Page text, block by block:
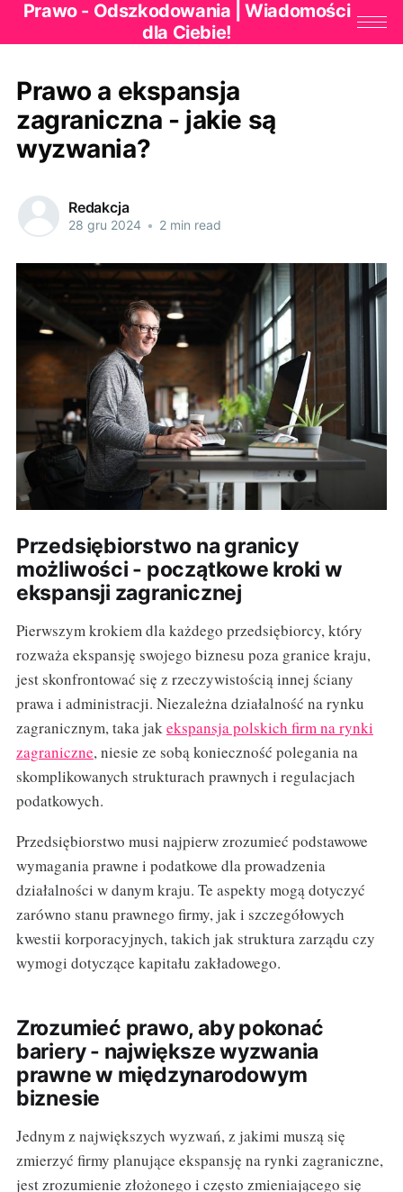
Prawo - Odszkodowania | Wiadomości
dla Ciebie!
Prawo a ekspansja
zagraniczna - jakie są
wyzwania?
Redakcja
28 gru 2024 • 2 min read
Przedsiębiorstwo na granicy
możliwości - początkowe kroki w
ekspansji zagranicznej
Pierwszym krokiem dla każdego przedsiębiorcy, który
rozważa ekspansję swojego biznesu poza granice kraju,
jest skonfrontować się z rzeczywistością innej ściany
prawa i administracji. Niezależna działalność na rynku
zagranicznym, taka jakekspansja polskich firm na rynki
zagraniczne, niesie ze sobą konieczność polegania na
skomplikowanych strukturach prawnych i regulacjach
podatkowych.
Przedsiębiorstwo musi najpierw zrozumieć podstawowe
wymagania prawne i podatkowe dla prowadzenia
działalności w danym kraju. Te aspekty mogą dotyczyć
zarówno stanu prawnego firmy, jak i szczegółowych
kwestii korporacyjnych, takich jak struktura zarządu czy
wymogi dotyczące kapitału zakładowego.
Zrozumieć prawo, aby pokonać
bariery - największe wyzwania
prawne w międzynarodowym
biznesie
Jednym z największych wyzwań, z jakimi muszą się
zmierzyć firmy planujące ekspansję na rynki zagraniczne,
jest zrozumienie złożonego i często zmieniającego się